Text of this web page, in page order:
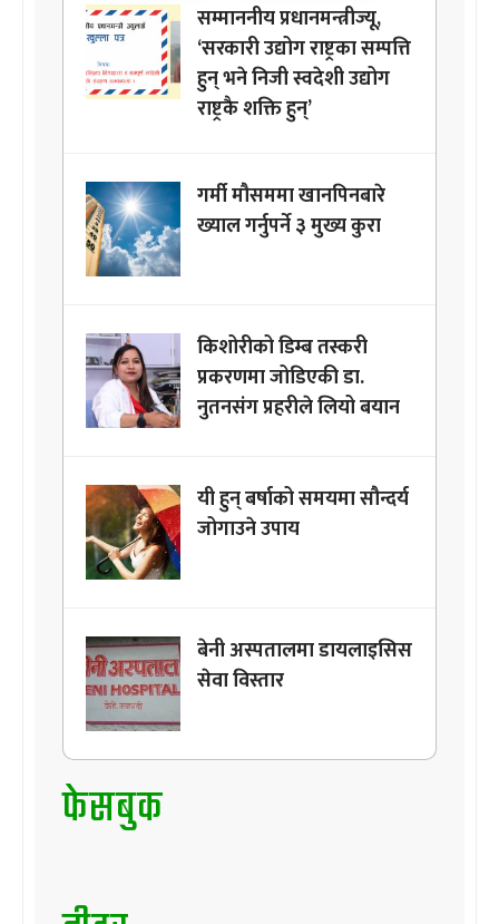
सम्माननीय प्रधानमन्त्रीज्यू,
‘सरकारी उद्योग राष्ट्रका सम्पत्ति
हुन् भने निजी स्वदेशी उद्योग
राष्ट्रकै शक्ति हुन्’
गर्मी मौसममा खानपिनबारे
ख्याल गर्नुपर्ने ३ मुख्य कुरा
किशोरीको डिम्ब तस्करी
प्रकरणमा जोडिएकी डा.
नुतनसंग प्रहरीले लियो बयान
यी हुन् बर्षाको समयमा सौन्दर्य
जोगाउने उपाय
बेनी अस्पतालमा डायलाइसिस
सेवा विस्तार
फेसबुक